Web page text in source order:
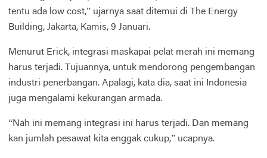
tentu ada low cost,” ujarnya saat ditemui di The Energy
Building, Jakarta, Kamis, 9 Januari.
Menurut Erick, integrasi maskapai pelat merah ini memang
harus terjadi. Tujuannya, untuk mendorong pengembangan
industri penerbangan. Apalagi, kata dia, saat ini Indonesia
juga mengalami kekurangan armada.
“Nah ini memang integrasi ini harus terjadi. Dan memang
kan jumlah pesawat kita enggak cukup,” ucapnya.